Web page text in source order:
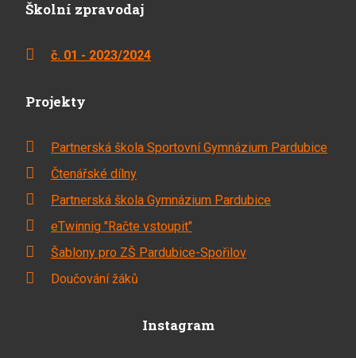
Školní zpravodaj
č. 01 - 2023/2024
Projekty
Partnerská škola Sportovní Gymnázium Pardubice
Čtenářské dílny
Partnerská škola Gymnázium Pardubice
eTwinnig "Račte vstoupit"
Šablony pro ZŠ Pardubice-Spořilov
Doučování žáků
Instagram